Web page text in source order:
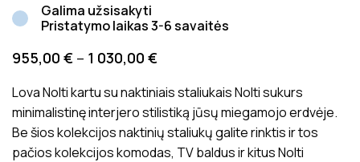
Galima užsisakyti
Pristatymo laikas 3-6 savaitės
955,00 € – 1 030,00 €
Lova Nolti kartu su naktiniais staliukais Nolti sukurs
minimalistinę interjero stilistiką jūsų miegamojo erdvėje.
Be šios kolekcijos naktinių staliukų galite rinktis ir tos
pačios kolekcijos komodas, TV baldus ir kitus Nolti